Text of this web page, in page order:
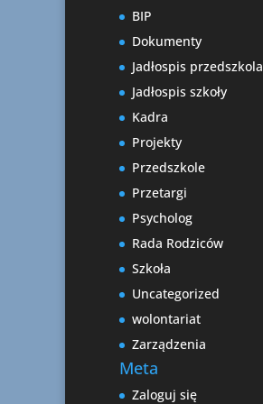
BIP
Dokumenty
Jadłospis przedszkola
Jadłospis szkoły
Kadra
Projekty
Przedszkole
Przetargi
Psycholog
Rada Rodziców
Szkoła
Uncategorized
wolontariat
Zarządzenia
Meta
Zaloguj się